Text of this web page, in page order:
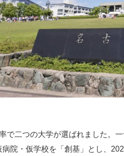
で二つの大学が選ばれました。
病院・仮学校を「創基」とし、